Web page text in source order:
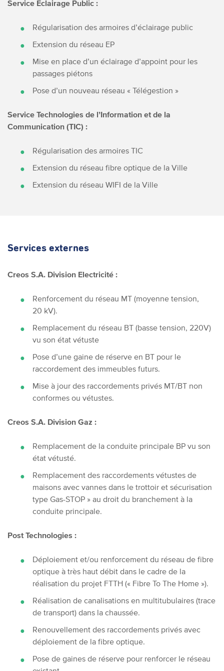
Service Eclairage Public :
Régularisation des armoires d’éclairage public
Extension du réseau EP
Mise en place d’un éclairage d’appoint pour les
passages piétons
Pose d’un nouveau réseau « Télégestion »
Service Technologies de l’Information et de la
Communication (TIC) :
Régularisation des armoires TIC
Extension du réseau fibre optique de la Ville
Extension du réseau WIFI de la Ville
Services externes
Creos S.A. Division Electricité :
Renforcement du réseau MT (moyenne tension,
20 kV).
Remplacement du réseau BT (basse tension, 220V)
vu son état vétuste
Pose d’une gaine de réserve en BT pour le
raccordement des immeubles futurs.
Mise à jour des raccordements privés MT/BT non
conformes ou vétustes.
Creos S.A. Division Gaz :
Remplacement de la conduite principale BP vu son
état vétusté.
Remplacement des raccordements vétustes de
maisons avec vannes dans le trottoir et sécurisation
type Gas-STOP » au droit du branchement à la
conduite principale.
Post Technologies :
Déploiement et/ou renforcement du réseau de fibre
optique à très haut débit dans le cadre de la
réalisation du projet FTTH (« Fibre To The Home »).
Réalisation de canalisations en multitubulaires (trace
de transport) dans la chaussée.
Renouvellement des raccordements privés avec
déploiement de la fibre optique.
Pose de gaines de réserve pour renforcer le réseau